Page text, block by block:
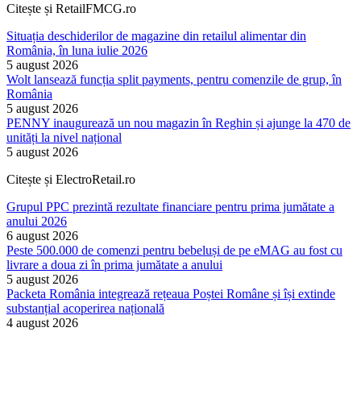
Citește și RetailFMCG.ro
Situația deschiderilor de magazine din retailul alimentar din
România, în luna iulie 2026
5 august 2026
Wolt lansează funcția split payments, pentru comenzile de grup, în
România
5 august 2026
PENNY inaugurează un nou magazin în Reghin și ajunge la 470 de
unități la nivel național
5 august 2026
Citește și ElectroRetail.ro
Grupul PPC prezintă rezultate financiare pentru prima jumătate a
anului 2026
6 august 2026
Peste 500.000 de comenzi pentru bebeluși de pe eMAG au fost cu
livrare a doua zi în prima jumătate a anului
5 august 2026
Packeta România integrează rețeaua Poștei Române și își extinde
substanțial acoperirea națională
4 august 2026